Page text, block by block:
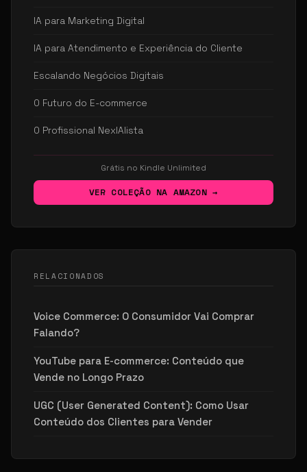
IA para Marketing Digital
IA para Atendimento e Experiência do Cliente
Escalando Negócios Digitais
O Futuro do E-commerce
O Profissional NexIAlista
Grátis no Kindle Unlimited
VER COLEÇÃO NA AMAZON →
RELACIONADOS
Voice Commerce: O Consumidor Vai Comprar
Falando?
YouTube para E-commerce: Conteúdo que
Vende no Longo Prazo
UGC (User Generated Content): Como Usar
Conteúdo dos Clientes para Vender